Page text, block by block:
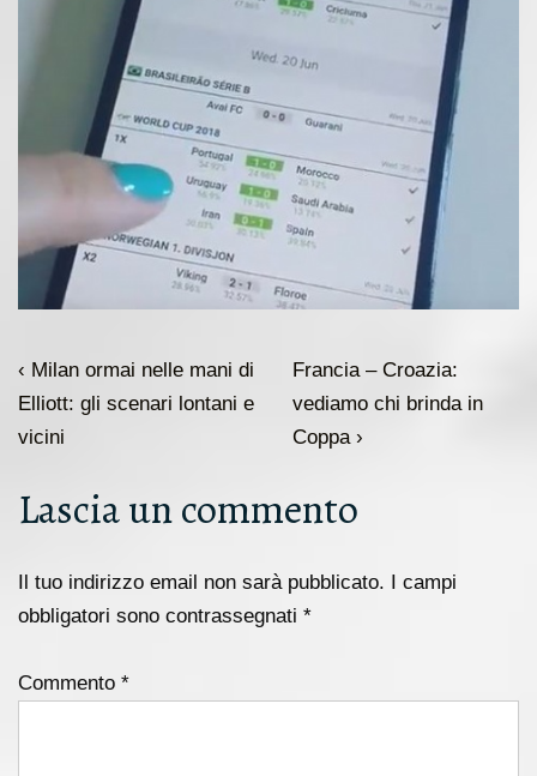
Navigazione
articoli
L'articolo
precedente
è
‹ Milan ormai nelle mani di
Elliott: gli scenari lontani e
vicini
Il
prossimo
articolo
Francia – Croazia:
vediamo chi brinda in
Coppa ›
Lascia un commento
Il tuo indirizzo email non sarà pubblicato. I campi
obbligatori sono contrassegnati *
Commento *